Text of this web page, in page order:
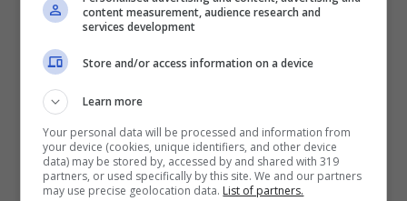
Ragazzo trovato morto nel letto di casa
dai genitori: disposta l’autopsia
da un braciere: due giovani trovati morti
Orrore in pieno centro: ragazza trovata
morta in strada
content measurement, audience research and
services development
Store and/or access information on a device
Learn more
Your personal data will be processed and information from
your device (cookies, unique identifiers, and other device
data) may be stored by, accessed by and shared with 319
partners, or used specifically by this site. We and our partners
may use precise geolocation data. List of partners.